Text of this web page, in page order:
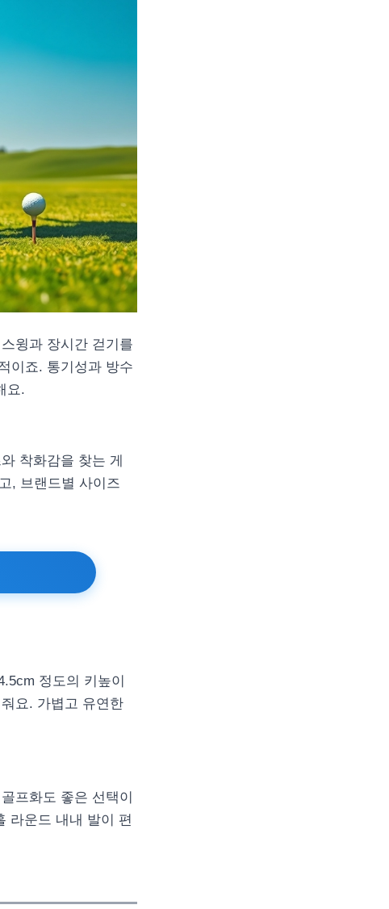
윙과 장시간 걷기를
이죠. 통기성과 방수
요.
착화감을 찾는 게
, 브랜드별 사이즈
정도의 키높이
요. 가볍고 유연한
프화도 좋은 선택이
라운드 내내 발이 편